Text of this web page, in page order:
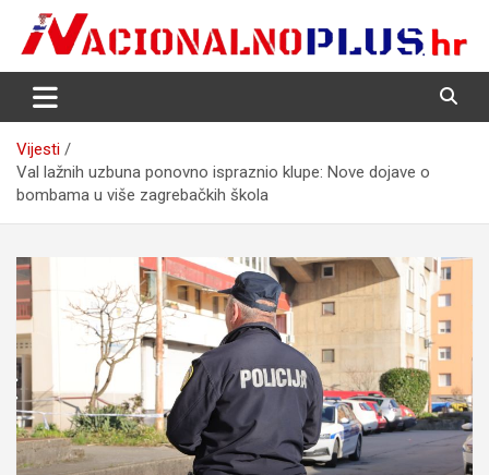
content
NacionalnoPlus.hr
Nacija želi znati više
Vijesti
Val lažnih uzbuna ponovno ispraznio klupe: Nove dojave o
bombama u više zagrebačkih škola